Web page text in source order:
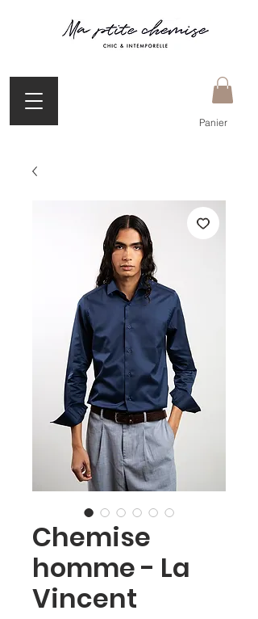
Panier
Chemise
homme - La
Vincent